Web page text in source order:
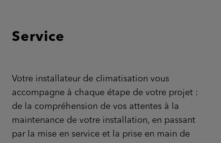
Service
Votre installateur de climatisation vous
accompagne à chaque étape de votre projet :
de la compréhension de vos attentes à la
maintenance de votre installation, en passant
par la mise en service et la prise en main de